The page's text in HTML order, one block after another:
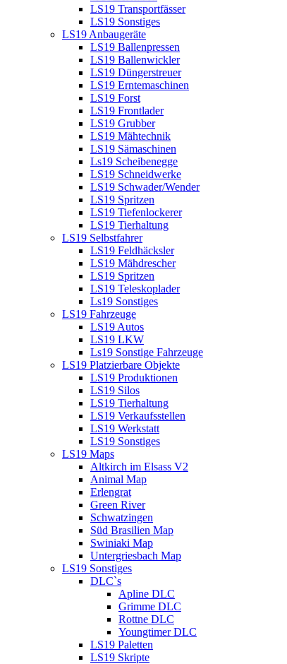
LS19 Transportfässer
LS19 Sonstiges
LS19 Anbaugeräte
LS19 Ballenpressen
LS19 Ballenwickler
LS19 Düngerstreuer
LS19 Erntemaschinen
LS19 Forst
LS19 Frontlader
LS19 Grubber
LS19 Mähtechnik
LS19 Sämaschinen
Ls19 Scheibenegge
LS19 Schneidwerke
LS19 Schwader/Wender
LS19 Spritzen
LS19 Tiefenlockerer
LS19 Tierhaltung
LS19 Selbstfahrer
LS19 Feldhäcksler
LS19 Mähdrescher
LS19 Spritzen
LS19 Teleskoplader
Ls19 Sonstiges
LS19 Fahrzeuge
LS19 Autos
LS19 LKW
Ls19 Sonstige Fahrzeuge
LS19 Platzierbare Objekte
LS19 Produktionen
LS19 Silos
LS19 Tierhaltung
LS19 Verkaufsstellen
LS19 Werkstatt
LS19 Sonstiges
LS19 Maps
Altkirch im Elsass V2
Animal Map
Erlengrat
Green River
Schwatzingen
Süd Brasilien Map
Swiniaki Map
Untergriesbach Map
LS19 Sonstiges
DLC`s
Apline DLC
Grimme DLC
Rottne DLC
Youngtimer DLC
LS19 Paletten
LS19 Skripte